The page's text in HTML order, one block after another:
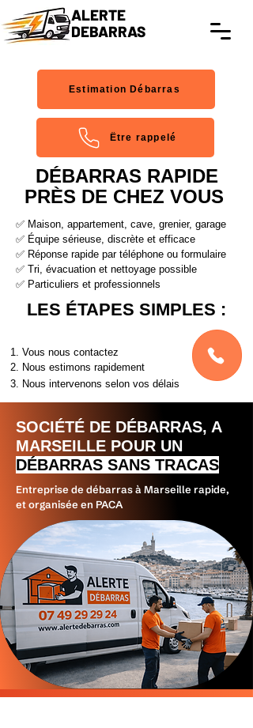
ALERTE
DEBARRAS
Estimation Débarras
Être rappelé
DÉBARRAS RAPIDE
PRÈS DE CHEZ VOUS
✅ Maison, appartement, cave, grenier, garage
✅ Équipe sérieuse, discrète et efficace
✅ Réponse rapide par téléphone ou formulaire
✅ Tri, évacuation et nettoyage possible
✅ Particuliers et professionnels
LES ÉTAPES SIMPLES :
1. Vous nous contactez
2. Nous estimons rapidement
3. Nous intervenons selon vos délais
SOCIÉTÉ DE DÉBARRAS, A
MARSEILLE POUR UN
DÉBARRAS SANS TRACAS
Entreprise de débarras à Marseille rapide,
et organisée en PACA